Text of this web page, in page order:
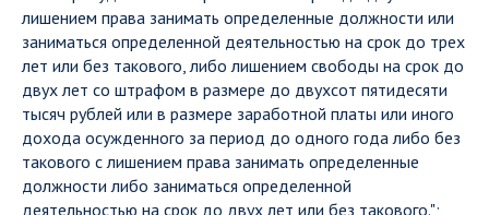
лишением права занимать определенные должности или
заниматься определенной деятельностью на срок до трех
лет или без такового, либо лишением свободы на срок до
двух лет со штрафом в размере до двухсот пятидесяти
тысяч рублей или в размере заработной платы или иного
дохода осужденного за период до одного года либо без
такового с лишением права занимать определенные
должности либо заниматься определенной
деятельностью на срок до двух лет или без такового.";